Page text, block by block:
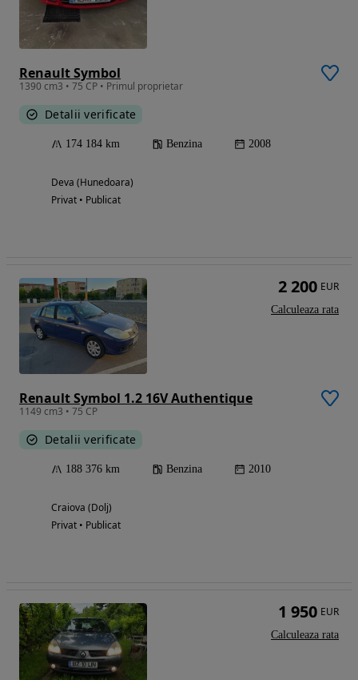
Renault Symbol
1390 cm3 • 75 CP • Primul proprietar
Detalii verificate
174 184 km Benzina 2008
Deva (Hunedoara)
Privat • Publicat
Renault Symbol 1.2 16V Authentique
1149 cm3 • 75 CP
Detalii verificate
188 376 km Benzina 2010
Craiova (Dolj)
Privat • Publicat
2 200 EUR
Calculeaza rata
1 950 EUR
Calculeaza rata